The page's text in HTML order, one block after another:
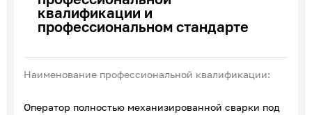
Эксперты по ПОА
Соглашения с отраслевыми СПК
квалификации и
профессиональном стандарте
Наименование профессиональной квалификации:
Оператор полностью механизированной сварки под